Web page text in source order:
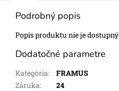
Podrobný popis
Popis produktu nie je dostupný
Dodatočné parametre
Kategória:
FRAMUS
Záruka:
24